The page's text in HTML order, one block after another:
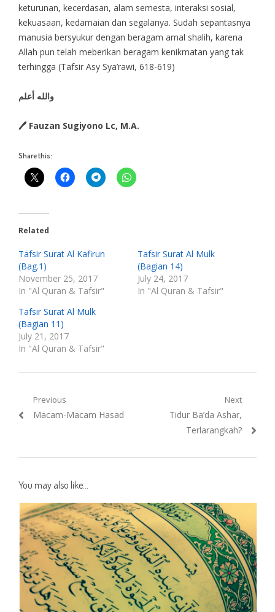
keturunan, kecerdasan, alam semesta, interaksi sosial,
kekuasaan, kedamaian dan segalanya. Sudah sepantasnya
manusia bersyukur dengan beragam amal shalih, karena
Allah pun telah meberikan beragam kenikmatan yang tak
terhingga (Tafsir Asy Sya’rawi, 618-619)
والله أعلم
🖊 Fauzan Sugiyono Lc, M.A.
Share this:
Related
Tafsir Surat Al Kafirun
(Bag.1)
November 25, 2017
In "Al Quran & Tafsir"
Tafsir Surat Al Mulk
(Bagian 14)
July 24, 2017
In "Al Quran & Tafsir"
Tafsir Surat Al Mulk
(Bagian 11)
July 21, 2017
In "Al Quran & Tafsir"
Post
navigation
Previous
Previous
Macam-Macam Hasad
Next
Next
post:
Tidur Ba’da Ashar,
Terlarangkah?
You may also like...